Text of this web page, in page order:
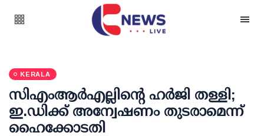
KERALA
സിഎംആര്‍എല്ലിന്റെ ഹര്‍ജി തള്ളി;
ഇ.ഡിക്ക് അന്വേഷണം തുടരാമെന്ന്
ഹൈക്കോടതി